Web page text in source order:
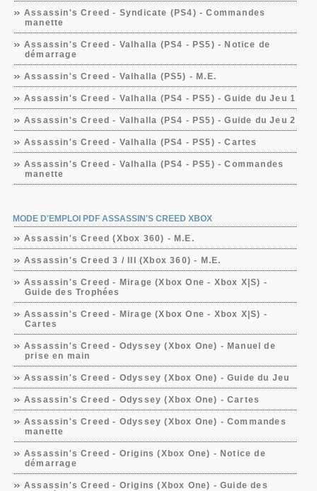
Assassin's Creed - Syndicate (PS4) - Commandes
manette
Assassin's Creed - Valhalla (PS4 - PS5) - Notice de
démarrage
Assassin's Creed - Valhalla (PS5) - M.E.
Assassin's Creed - Valhalla (PS4 - PS5) - Guide du Jeu 1
Assassin's Creed - Valhalla (PS4 - PS5) - Guide du Jeu 2
Assassin's Creed - Valhalla (PS4 - PS5) - Cartes
Assassin's Creed - Valhalla (PS4 - PS5) - Commandes
manette
MODE D'EMPLOI PDF ASSASSIN'S CREED XBOX
Assassin's Creed (Xbox 360) - M.E.
Assassin's Creed 3 / III (Xbox 360) - M.E.
Assassin's Creed - Mirage (Xbox One - Xbox X|S) -
Guide des Trophées
Assassin's Creed - Mirage (Xbox One - Xbox X|S) -
Cartes
Assassin's Creed - Odyssey (Xbox One) - Manuel de
prise en main
Assassin's Creed - Odyssey (Xbox One) - Guide du Jeu
Assassin's Creed - Odyssey (Xbox One) - Cartes
Assassin's Creed - Odyssey (Xbox One) - Commandes
manette
Assassin's Creed - Origins (Xbox One) - Notice de
démarrage
Assassin's Creed - Origins (Xbox One) - Guide des